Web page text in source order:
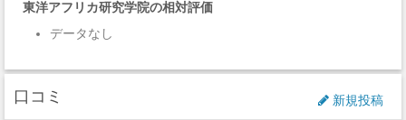
東洋アフリカ研究学院の相対評価
データなし
口コミ 新規投稿